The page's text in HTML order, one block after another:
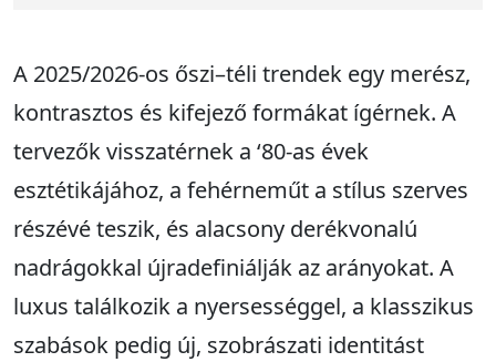
A 2025/2026-os őszi–téli trendek egy merész,
kontrasztos és kifejező formákat ígérnek. A
tervezők visszatérnek a ‘80-as évek
esztétikájához, a fehérneműt a stílus szerves
részévé teszik, és alacsony derékvonalú
nadrágokkal újradefiniálják az arányokat. A
luxus találkozik a nyersességgel, a klasszikus
szabások pedig új, szobrászati identitást